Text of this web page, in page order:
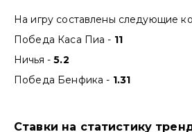
На игру составлены следующие
Победа Каса Пиа - 11
Ничья -5.2
Победа Бенфика - 1.31
Ставки на статистику